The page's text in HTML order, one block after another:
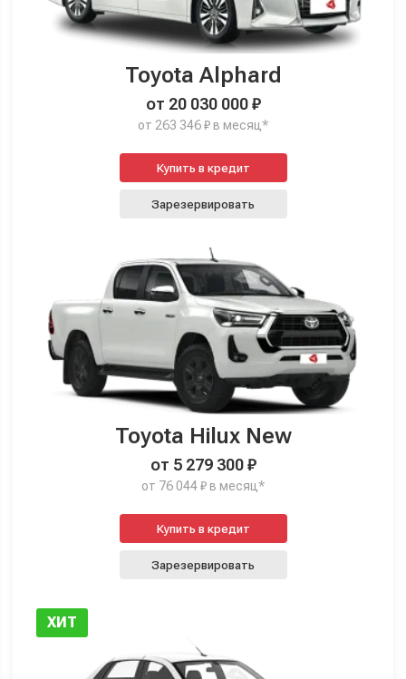
Toyota Alphard
от 20 030 000 ₽
от 263 346 ₽ в месяц*
Купить в кредит
Зарезервировать
Toyota Hilux New
от 5 279 300 ₽
от 76 044 ₽ в месяц*
Купить в кредит
Зарезервировать
ХИТ